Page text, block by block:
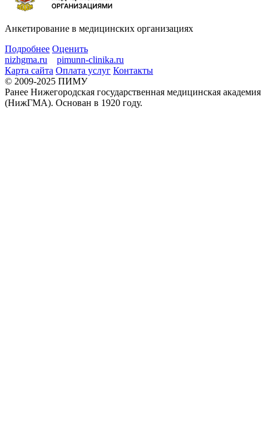
Анкетирование в медицинских организациях
Подробнее Оценить
nizhgma.ru
pimunn-clinika.ru
Карта сайта Оплата услуг Контакты
© 2009-2025 ПИМУ
Ранее Нижегородская государственная медицинская академия
(НижГМА). Основан в 1920 году.